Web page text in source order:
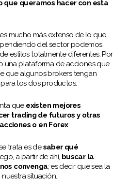
que queramos hacer con esta
es mucho más extenso de lo que
del sector podemos
estilos totalmente diferentes. Por
una plataforma de acciones que
que algunos brokers tengan
los dos productos.
que existen mejores
trading de futuros y otras
o en Forex.
trata es desaber qué
a partir de ahí, buscar la
convenga; es decir que sea la
situación.